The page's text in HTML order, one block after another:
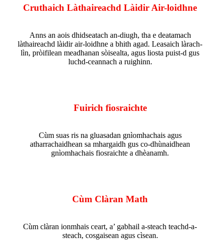
Cruthaich Làthaireachd Làidir Air-loidhne
Anns an aois dhidseatach an-diugh, tha e deatamach
làthaireachd làidir air-loidhne a bhith agad. Leasaich làrach-
lìn, pròifilean meadhanan sòisealta, agus liosta puist-d gus
luchd-ceannach a ruighinn.
Fuirich fiosraichte
Cùm suas ris na gluasadan gnìomhachais agus
atharrachaidhean sa mhargaidh gus co-dhùnaidhean
gnìomhachais fiosraichte a dhèanamh.
Cùm Clàran Math
Cùm clàran ionmhais ceart, a’ gabhail a-steach teachd-a-
steach, cosgaisean agus cìsean.